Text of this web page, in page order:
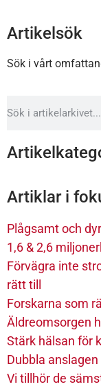
Artikelsök
Sök i vårt
Artiklar i
Plågsamt och
1,6 & 2,6
Förvägra inte
rätt till
Forskarna som
Äldreomsorgen
Stärk hälsan för
Dubbla
Vi tillhör de